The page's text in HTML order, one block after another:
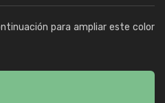
para ampliar este color